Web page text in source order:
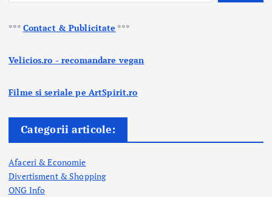
*** Contact & Publicitate ***
Velicios.ro - recomandare vegan
Filme si seriale pe ArtSpirit.ro
Categorii articole:
Afaceri & Economie
Divertisment & Shopping
ONG Info